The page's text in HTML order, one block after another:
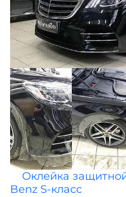
Оклейка
Benz S-класс